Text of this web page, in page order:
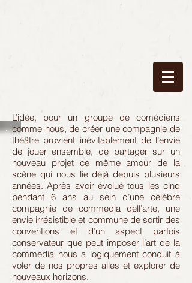
L’idée, pour un groupe de comédiens
comme nous, de créer une compagnie de
théâtre provient inévitablement de l’envie
de jouer ensemble, de partager sur un
nouveau projet ce même amour de la
scène qui nous lie déjà depuis plusieurs
années. Après avoir évolué tous les cinq
pendant 6 ans au sein d’une célèbre
compagnie de commedia dell’arte, une
envie irrésistible et commune de sortir des
conventions et d’un aspect parfois
conservateur que peut imposer l’art de la
commedia nous a logiquement conduit à
voler de nos propres ailes et explorer de
nouveaux horizons.